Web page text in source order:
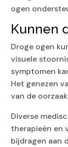
ogen
Kunnen
Droge ogen
visuele
symptomen
Het genezen
van de
Diverse
therapieën en
bijdragen aan